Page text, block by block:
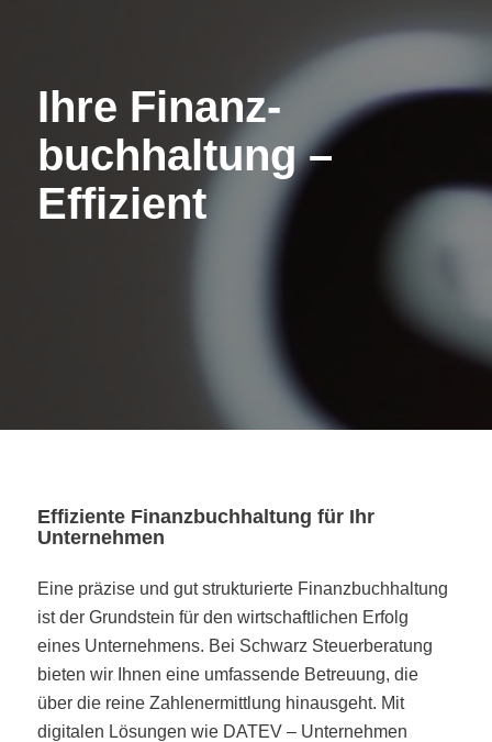
Ihre Finanz­
buchhaltung –
Effizient
Effiziente Finanzbuchhaltung für Ihr
Unternehmen
Eine präzise und gut strukturierte Finanzbuchhaltung
ist der Grundstein für den wirtschaftlichen Erfolg
eines Unternehmens. Bei Schwarz Steuerberatung
bieten wir Ihnen eine umfassende Betreuung, die
über die reine Zahlenermittlung hinausgeht. Mit
digitalen Lösungen wie DATEV – Unternehmen